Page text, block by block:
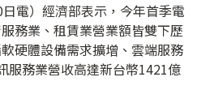
日電）經濟部表示，今年首季電
務業、租賃業營業額皆雙下歷
硬體設備需求擴增、雲端服務
服務業營收高達新台幣1421億